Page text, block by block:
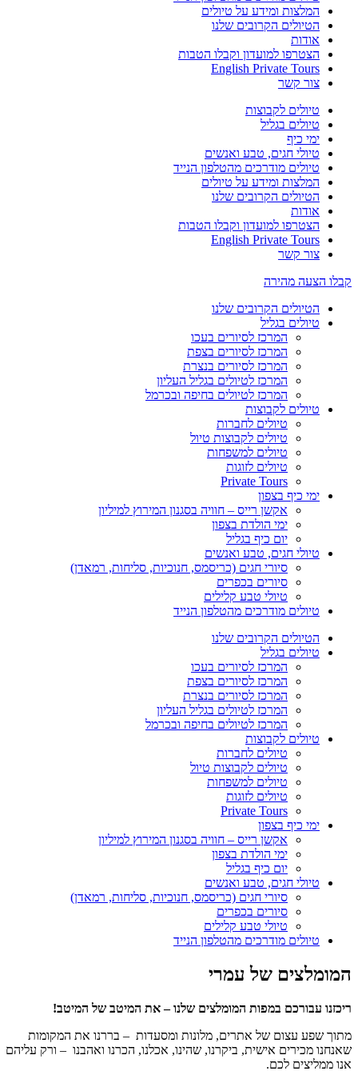
המלצות ומידע על טיולים
הטיולים הקרובים שלנו
אודות
הצטרפו למועדון וקבלו הטבות
English Private Tours
צור קשר
טיולים לקבוצות
טיולים בגליל
ימי כיף
טיולי חגים, טבע ואנשים
טיולים מודרכים מהטלפון הנייד
המלצות ומידע על טיולים
הטיולים הקרובים שלנו
אודות
הצטרפו למועדון וקבלו הטבות
English Private Tours
צור קשר
קבלו הצעה מהירה
הטיולים הקרובים שלנו
טיולים בגליל
המרכז לסיורים בעכו
המרכז לסיורים בצפת
המרכז לסיורים בנצרת
המרכז לטיולים בגליל העליון
המרכז לטיולים בחיפה ובכרמל
טיולים לקבוצות
טיולים לחברות
טיולים לקבוצות טיול
טיולים למשפחות
טיולים לזוגות
Private Tours
ימי כיף בצפון
אקשן רייס – חוויה בסגנון המירוץ למיליון
ימי הולדת בצפון
יום כיף בגליל
טיולי חגים, טבע ואנשים
סיורי חגים (כריסמס, חנוכיות, סליחות, רמאדן)
סיורים בכפרים
טיולי טבע קלילים
טיולים מודרכים מהטלפון הנייד
הטיולים הקרובים שלנו
טיולים בגליל
המרכז לסיורים בעכו
המרכז לסיורים בצפת
המרכז לסיורים בנצרת
המרכז לטיולים בגליל העליון
המרכז לטיולים בחיפה ובכרמל
טיולים לקבוצות
טיולים לחברות
טיולים לקבוצות טיול
טיולים למשפחות
טיולים לזוגות
Private Tours
ימי כיף בצפון
אקשן רייס – חוויה בסגנון המירוץ למיליון
ימי הולדת בצפון
יום כיף בגליל
טיולי חגים, טבע ואנשים
סיורי חגים (כריסמס, חנוכיות, סליחות, רמאדן)
סיורים בכפרים
טיולי טבע קלילים
טיולים מודרכים מהטלפון הנייד
המומלצים של עמרי
ריכזנו עבורכם במפות המומלצים שלנו – את המיטב של המיטב!
מתוך שפע עצום של אתרים, מלונות ומסעדות – בררנו את המקומות
שאנחנו מכירים אישית, ביקרנו, שהינו, אכלנו, הכרנו ואהבנו – ורק עליהם
אנו ממליצים לכם.